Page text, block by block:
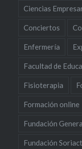
Ciencias
Conciertos
Enfermería
Facultad de
Fisioterapia
Formación online
Fundación
Fundación